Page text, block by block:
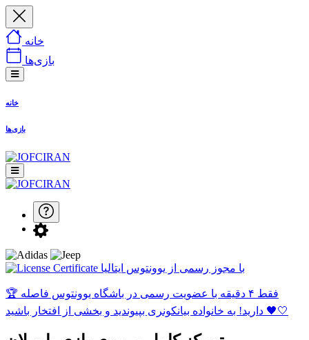
خانه
بازی‌ها
خانه
بازی‌ها
با مجوز رسمی از یوونتوس ایتالیا
🏆 فقط ۴ دقیقه با عضویت رسمی در باشگاه یوونتوس فاصله
دارید! به خانواده بیانکونری بپیوندید و بخشی از افتخار باشید 🖤🤍